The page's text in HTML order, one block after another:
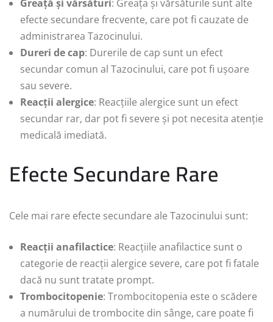
Greață și vărsături: Greața și vărsăturile sunt alte
efecte secundare frecvente, care pot fi cauzate de
administrarea Tazocinului.
Dureri de cap: Durerile de cap sunt un efect
secundar comun al Tazocinului, care pot fi ușoare
sau severe.
Reacții alergice: Reacțiile alergice sunt un efect
secundar rar, dar pot fi severe și pot necesita atenție
medicală imediată.
Efecte Secundare Rare
Cele mai rare efecte secundare ale Tazocinului sunt:
Reacții anafilactice: Reacțiile anafilactice sunt o
categorie de reacții alergice severe, care pot fi fatale
dacă nu sunt tratate prompt.
Trombocitopenie: Trombocitopenia este o scădere
a numărului de trombocite din sânge, care poate fi